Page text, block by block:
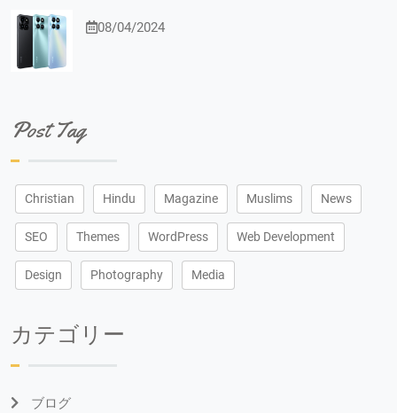
08/04/2024
Post Tag
Christian Hindu Magazine Muslims News
SEO Themes WordPress Web Development
Design Photography Media
カテゴリー
ブログ